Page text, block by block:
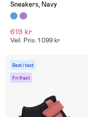
Sneakers, Navy
619 kr
Veil. Pris: 1 099 kr
Best i test
Fri frakt